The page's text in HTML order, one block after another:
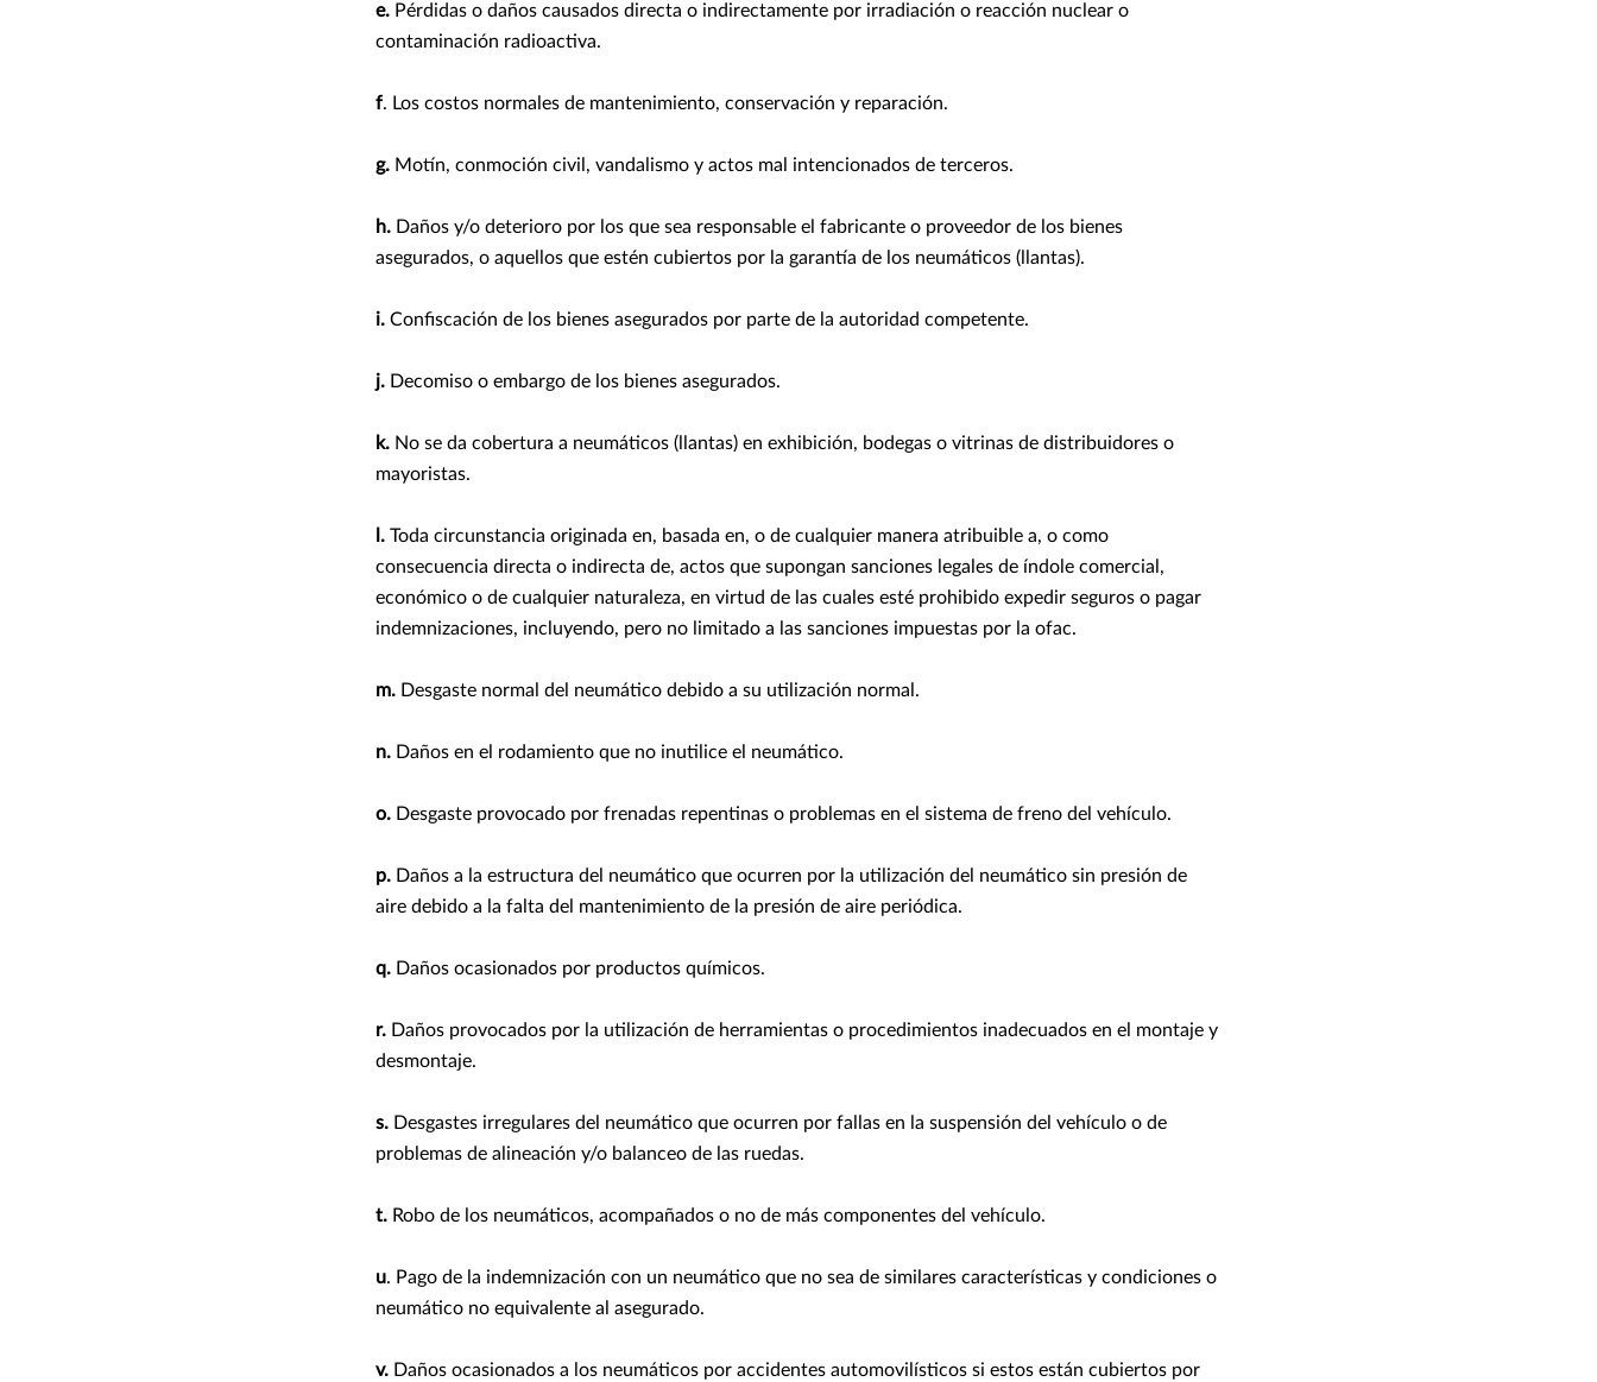
e. Pérdidas o daños causados directa o indirectamente por irradiación o reacción nuclear o
contaminación radioactiva.
f. Los costos normales de mantenimiento, conservación y reparación.
g. Motín, conmoción civil, vandalismo y actos mal intencionados de terceros.
h. Daños y/o deterioro por los que sea responsable el fabricante o proveedor de los bienes
asegurados, o aquellos que estén cubiertos por la garantía de los neumáticos (llantas).
i. Confiscación de los bienes asegurados por parte de la autoridad competente.
j. Decomiso o embargo de los bienes asegurados.
k. No se da cobertura a neumáticos (llantas) en exhibición, bodegas o vitrinas de distribuidores o
mayoristas.
l. Toda circunstancia originada en, basada en, o de cualquier manera atribuible a, o como
consecuencia directa o indirecta de, actos que supongan sanciones legales de índole comercial,
económico o de cualquier naturaleza, en virtud de las cuales esté prohibido expedir seguros o pagar
indemnizaciones, incluyendo, pero no limitado a las sanciones impuestas por la ofac.
m. Desgaste normal del neumático debido a su utilización normal.
n. Daños en el rodamiento que no inutilice el neumático.
o. Desgaste provocado por frenadas repentinas o problemas en el sistema de freno del vehículo.
p. Daños a la estructura del neumático que ocurren por la utilización del neumático sin presión de
aire debido a la falta del mantenimiento de la presión de aire periódica.
q. Daños ocasionados por productos químicos.
r. Daños provocados por la utilización de herramientas o procedimientos inadecuados en el montaje y
desmontaje.
s. Desgastes irregulares del neumático que ocurren por fallas en la suspensión del vehículo o de
problemas de alineación y/o balanceo de las ruedas.
t. Robo de los neumáticos, acompañados o no de más componentes del vehículo.
u. Pago de la indemnización con un neumático que no sea de similares características y condiciones o
neumático no equivalente al asegurado.
v. Daños ocasionados a los neumáticos por accidentes automovilísticos si estos están cubiertos por